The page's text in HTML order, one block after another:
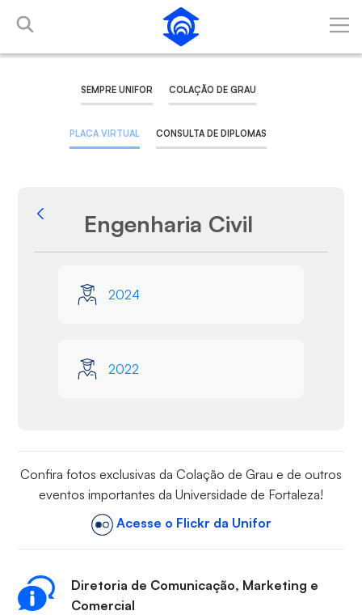
Skip to Main Content
SEMPRE UNIFOR COLAÇÃO DE GRAU
PLACA VIRTUAL CONSULTA DE DIPLOMAS
Back
Engenharia Civil
2024
2022
Confira fotos exclusivas da Colação de Grau e de outros
eventos importantes da Universidade de Fortaleza!
Acesse o Flickr da Unifor
Diretoria de Comunicação, Marketing e
Comercial